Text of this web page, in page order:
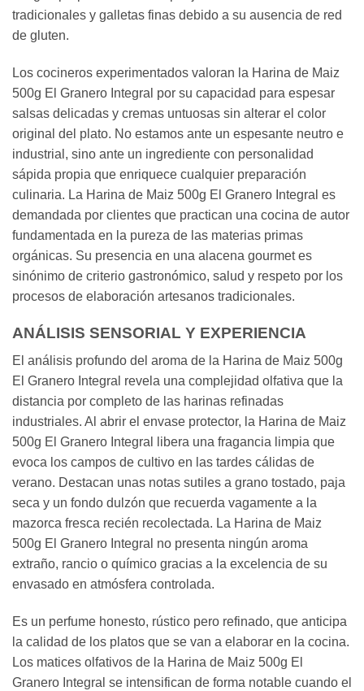
tradicionales y galletas finas debido a su ausencia de red
de gluten.
Los cocineros experimentados valoran la Harina de Maiz
500g El Granero Integral por su capacidad para espesar
salsas delicadas y cremas untuosas sin alterar el color
original del plato. No estamos ante un espesante neutro e
industrial, sino ante un ingrediente con personalidad
sápida propia que enriquece cualquier preparación
culinaria. La Harina de Maiz 500g El Granero Integral es
demandada por clientes que practican una cocina de autor
fundamentada en la pureza de las materias primas
orgánicas. Su presencia en una alacena gourmet es
sinónimo de criterio gastronómico, salud y respeto por los
procesos de elaboración artesanos tradicionales.
ANÁLISIS SENSORIAL Y EXPERIENCIA
El análisis profundo del aroma de la Harina de Maiz 500g
El Granero Integral revela una complejidad olfativa que la
distancia por completo de las harinas refinadas
industriales. Al abrir el envase protector, la Harina de Maiz
500g El Granero Integral libera una fragancia limpia que
evoca los campos de cultivo en las tardes cálidas de
verano. Destacan unas notas sutiles a grano tostado, paja
seca y un fondo dulzón que recuerda vagamente a la
mazorca fresca recién recolectada. La Harina de Maiz
500g El Granero Integral no presenta ningún aroma
extraño, rancio o químico gracias a la excelencia de su
envasado en atmósfera controlada.
Es un perfume honesto, rústico pero refinado, que anticipa
la calidad de los platos que se van a elaborar en la cocina.
Los matices olfativos de la Harina de Maiz 500g El
Granero Integral se intensifican de forma notable cuando el